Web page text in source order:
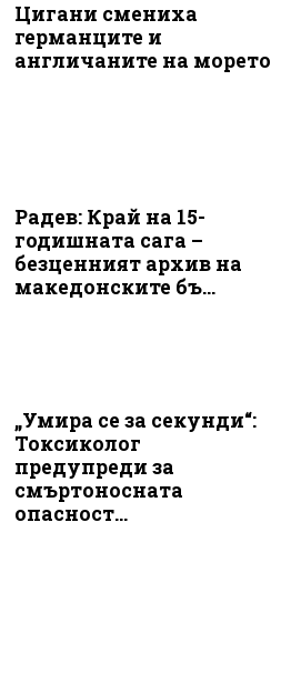
Цигани смениха
германците и
англичаните на морето
Радев: Край на 15-
годишната сага –
безценният архив на
македонските бъ...
„Умира се за секунди“:
Токсиколог
предупреди за
смъртоносната
опасност...